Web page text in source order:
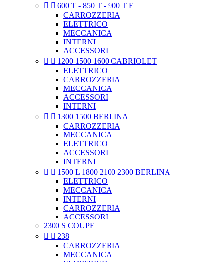
  600 T - 850 T - 900 T E
CARROZZERIA
ELETTRICO
MECCANICA
INTERNI
ACCESSORI
  1200 1500 1600 CABRIOLET
ELETTRICO
CARROZZERIA
MECCANICA
ACCESSORI
INTERNI
  1300 1500 BERLINA
CARROZZERIA
MECCANICA
ELETTRICO
ACCESSORI
INTERNI
  1500 L 1800 2100 2300 BERLINA
ELETTRICO
MECCANICA
INTERNI
CARROZZERIA
ACCESSORI
2300 S COUPE
  238
CARROZZERIA
MECCANICA